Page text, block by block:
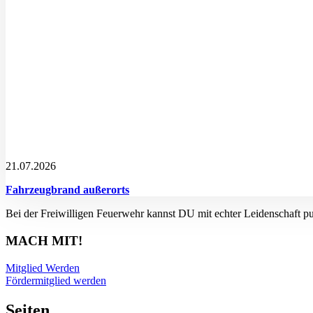
21.07.2026
Fahrzeugbrand außerorts
Bei der Freiwilligen Feuerwehr kannst DU mit echter Leidenschaft
MACH MIT!
Mitglied Werden
Fördermitglied werden